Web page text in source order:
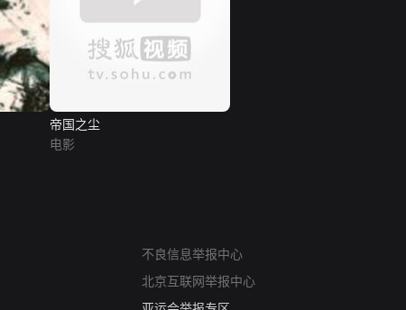
帝国之尘
电影
不良信息举报中心
北京互联网举报中心
亚运会举报专区